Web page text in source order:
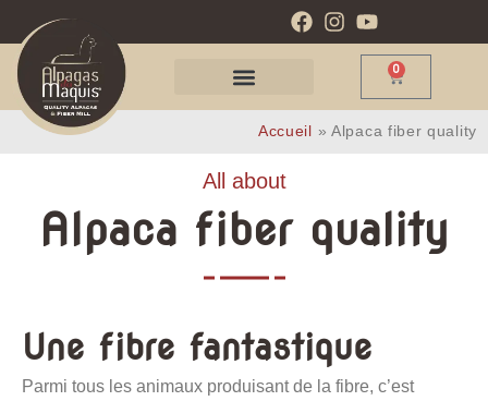
0
Accueil » Alpaca fiber quality
All about
Alpaca fiber quality
Une fibre fantastique
Parmi tous les animaux produisant de la fibre, c’est